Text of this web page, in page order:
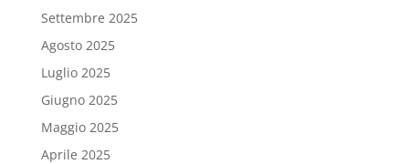
Settembre 2025
Agosto 2025
Luglio 2025
Giugno 2025
Maggio 2025
Aprile 2025